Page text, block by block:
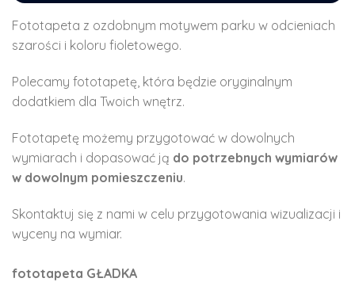
Fototapeta z ozdobnym motywem parku w odcieniach
szarości i koloru fioletowego.
Polecamy fototapetę, która będzie oryginalnym
dodatkiem dla Twoich wnętrz.
Fototapetę możemy przygotować w dowolnych
wymiarach i dopasować ją do potrzebnych wymiarów
w dowolnym pomieszczeniu.
Skontaktuj się z nami w celu przygotowania wizualizacji i
wyceny na wymiar.
fototapeta GŁADKA